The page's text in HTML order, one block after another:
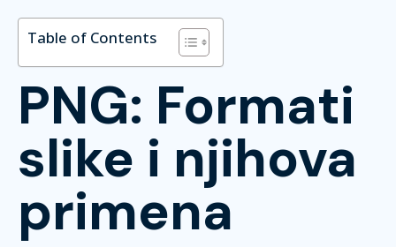
Table of Contents
PNG: Formati
slike i njihova
primena